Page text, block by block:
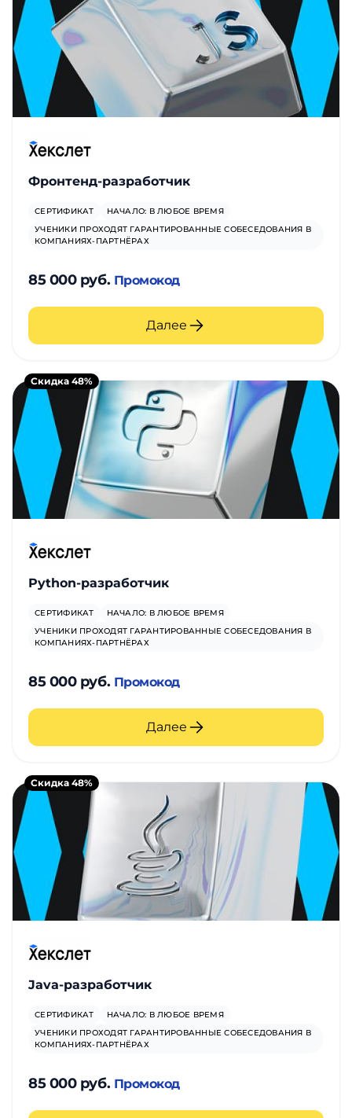
Фронтенд-разработчик
СЕРТИФИКАТ
НАЧАЛО: В ЛЮБОЕ ВРЕМЯ
УЧЕНИКИ ПРОХОДЯТ ГАРАНТИРОВАННЫЕ СОБЕСЕДОВАНИЯ В
КОМПАНИЯХ-ПАРТНЁРАХ
85 000 руб. Промокод
Далее
Python-разработчик
СЕРТИФИКАТ
НАЧАЛО: В ЛЮБОЕ ВРЕМЯ
УЧЕНИКИ ПРОХОДЯТ ГАРАНТИРОВАННЫЕ СОБЕСЕДОВАНИЯ В
КОМПАНИЯХ-ПАРТНЁРАХ
85 000 руб. Промокод
Далее
Скидка 48%
Java-разработчик
СЕРТИФИКАТ
НАЧАЛО: В ЛЮБОЕ ВРЕМЯ
УЧЕНИКИ ПРОХОДЯТ ГАРАНТИРОВАННЫЕ СОБЕСЕДОВАНИЯ В
КОМПАНИЯХ-ПАРТНЁРАХ
85 000 руб. Промокод
Скидка 48%